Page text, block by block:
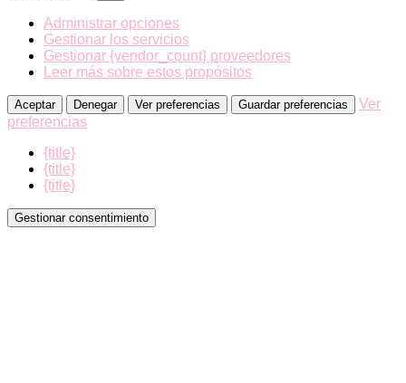
Administrar opciones
Gestionar los servicios
Gestionar {vendor_count} proveedores
Leer más sobre estos propósitos
Aceptar Denegar Ver preferencias Guardar preferencias
Ver
preferencias
{title}
{title}
{title}
Gestionar consentimiento